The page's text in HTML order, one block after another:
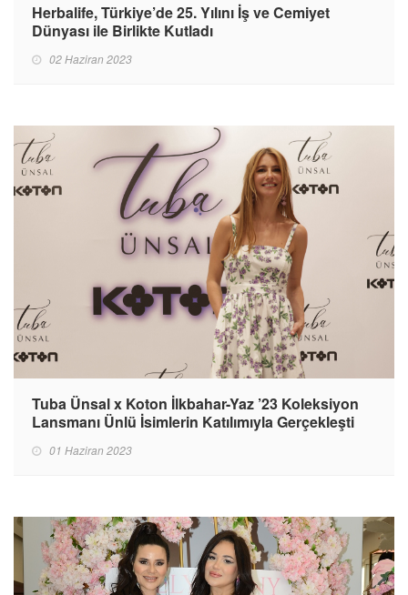
Herbalife, Türkiye’de 25. Yılını İş ve Cemiyet
Dünyası ile Birlikte Kutladı
02 Haziran 2023
Tuba Ünsal x Koton İlkbahar-Yaz ’23 Koleksiyon
Lansmanı Ünlü İsimlerin Katılımıyla Gerçekleşti
01 Haziran 2023